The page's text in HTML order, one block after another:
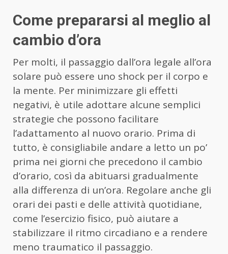
Come prepararsi al meglio al
cambio d’ora
Per molti, il passaggio dall’ora legale all’ora
solare può essere uno shock per il corpo e
la mente. Per minimizzare gli effetti
negativi, è utile adottare alcune semplici
strategie che possono facilitare
l’adattamento al nuovo orario. Prima di
tutto, è consigliabile andare a letto un po’
prima nei giorni che precedono il cambio
d’orario, così da abituarsi gradualmente
alla differenza di un’ora. Regolare anche gli
orari dei pasti e delle attività quotidiane,
come l’esercizio fisico, può aiutare a
stabilizzare il ritmo circadiano e a rendere
meno traumatico il passaggio.